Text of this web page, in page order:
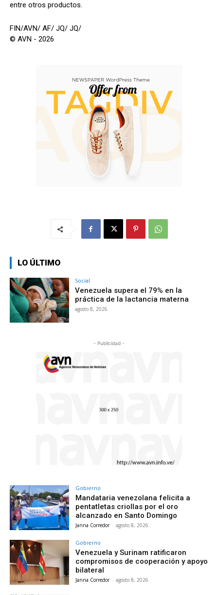
entre otros productos.
FIN/AVN/ AF/ JQ/ JQ/
© AVN - 2026
LO ÚLTIMO
Social
Venezuela supera el 79% en la
práctica de la lactancia materna
agosto 8, 2026
- Publicidad -
Gobierno
Mandataria venezolana felicita a
pentatletas criollas por el oro
alcanzado en Santo Domingo
Janna Corredor - agosto 8, 2026
Gobierno
Venezuela y Surinam ratificaron
compromisos de cooperación y apoyo
bilateral
Janna Corredor - agosto 8, 2026